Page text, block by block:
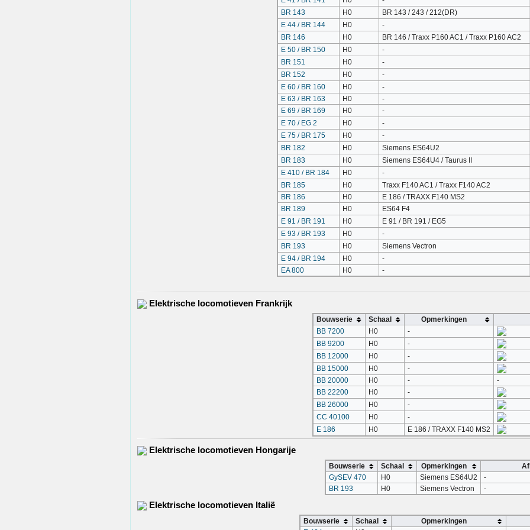
BR 143
H0
BR 143 / 243 / 212(DR)
E 44 / BR 144
H0
-
BR 146
H0
BR 146 / Traxx P160 AC1 / Traxx P160 AC2
E 50 / BR 150
H0
-
BR 151
H0
-
BR 152
H0
-
E 60 / BR 160
H0
-
E 63 / BR 163
H0
-
E 69 / BR 169
H0
-
E 70 / EG 2
H0
-
E 75 / BR 175
H0
-
BR 182
H0
Siemens ES64U2
BR 183
H0
Siemens ES64U4 / Taurus II
E 410 / BR 184
H0
-
BR 185
H0
Traxx F140 AC1 / Traxx F140 AC2
BR 186
H0
E 186 / TRAXX F140 MS2
BR 189
H0
ES64 F4
E 91 / BR 191
H0
E 91 / BR 191 / EG5
E 93 / BR 193
H0
-
BR 193
H0
Siemens Vectron
E 94 / BR 194
H0
-
EA 800
H0 -
Elektrische locomotieven Frankrijk
Bouwserie Schaal
Opmerkingen
BB 7200
H0
-
BB 9200
H0
-
BB 12000
H0
-
BB 15000
H0
-
BB 20000
H0 -
-
BB 22200
H0
-
BB 26000
H0
-
CC 40100
H0
-
E 186
H0 E 186 / TRAXX F140 MS2
Elektrische locomotieven Hongarije
Bouwserie Schaal Opmerkingen
GySEV 470
H0 Siemens ES64U2
-
BR 193
H0 Siemens Vectron -
Elektrische locomotieven Italië
Bouwserie Schaal
Opmerkingen